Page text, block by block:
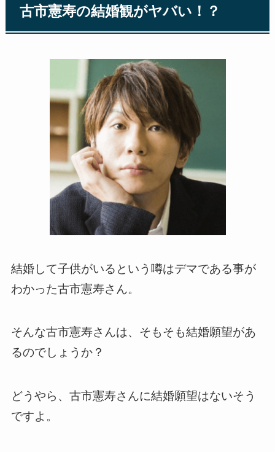
古市憲寿の結婚観がヤバい！？
結婚して子供がいるという噂はデマである事が
わかった古市憲寿さん。
そんな古市憲寿さんは、そもそも結婚願望があ
るのでしょうか？
どうやら、古市憲寿さんに結婚願望はないそう
ですよ。